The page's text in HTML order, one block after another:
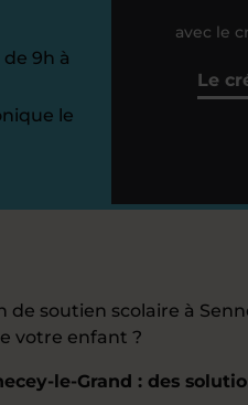
9h à
le
avec le
Le
de soutien scolaire à
votre enfant ?
le-Grand : des